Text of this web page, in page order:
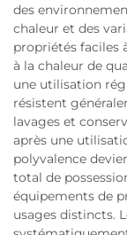
des
chaleur et des
propriétés faciles
à la chaleur de
une utilisation
résistent
lavages et
après une
polyvalence
total de
équipements de
usages distincts.